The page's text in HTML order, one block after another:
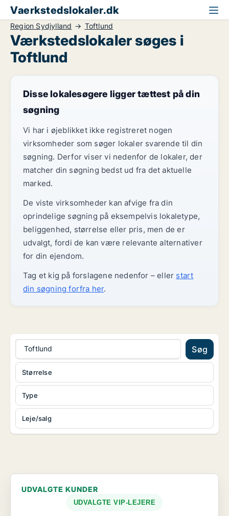
Vaerkstedslokaler.dk
Region Sydjylland Toftlund
Værkstedslokaler søges i
Toftlund
Disse lokalesøgere ligger tættest på din
søgning
Vi har i øjeblikket ikke registreret nogen
virksomheder som søger lokaler svarende til din
søgning. Derfor viser vi nedenfor de lokaler, der
matcher din søgning bedst ud fra det aktuelle
marked.
De viste virksomheder kan afvige fra din
oprindelige søgning på eksempelvis lokaletype,
beliggenhed, størrelse eller pris, men de er
udvalgt, fordi de kan være relevante alternativer
for din ejendom.
Tag et kig på forslagene nedenfor – eller start
din søgning forfra her.
Toftlund Søg
Type
Leje/salg
Størrelse
UDVALGTE KUNDER
UDVALGTE VIP-LEJERE